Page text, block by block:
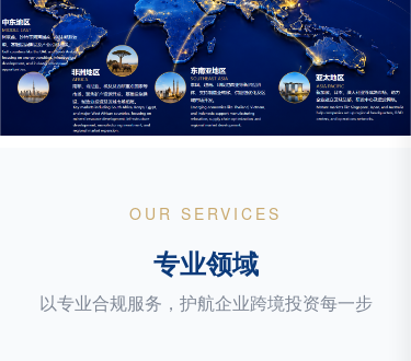
OUR SERVICES
专业领域
以专业合规服务，护航企业跨境投资每一步